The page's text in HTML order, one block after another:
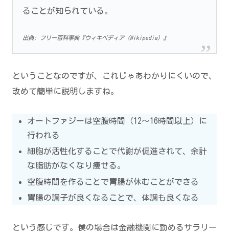
ることが知られている。
出典: フリー百科事典『ウィキペディア（Wikipedia）』
ということなのですが、これじゃあわかりにくいので、
改めて簡単に説明しますね。
オートファジーは空腹時間（12〜16時間以上）に
行われる
細胞が活性化することで代謝が促進されて、余計
な脂肪がなくなり痩せる。
空腹時間を作ることで胃腸が休むことができる
胃腸の調子が良くなることで、体調も良くなる
という感じです。僕の場合は金融機関に勤めるサラリー